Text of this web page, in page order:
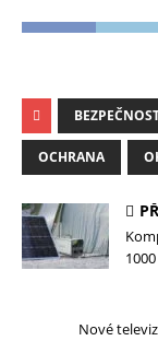
OCHRANA
1000
Nové